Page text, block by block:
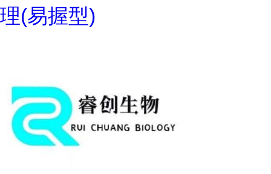
理(易握型)